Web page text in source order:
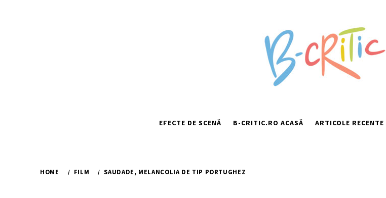
EFECTE DE SCENĂ B-CRITIC.RO ACASĂ ARTICOLE RECENTE
HOME FILM SAUDADE, MELANCOLIA DE TIP PORTUGHEZ